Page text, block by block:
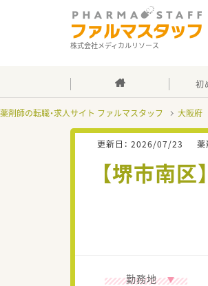
株式会社メディカルリソース
初
薬剤師の転職・求人サイト ファルマスタッフ 大阪府
更新日： 2026/07/23 薬
【堺市南
勤務地